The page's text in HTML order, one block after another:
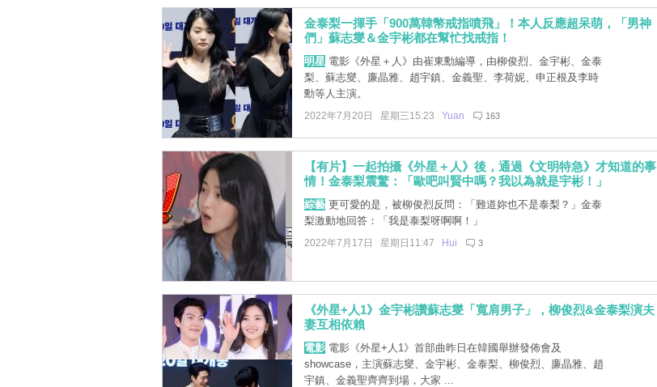
金泰梨一揮手「900萬韓幣戒指噴飛」！本人反應超呆萌，「男神
們」蘇志燮＆金宇彬都在幫忙找戒指！
明星電影《外星＋人》由崔東勳編導，由柳俊烈、金宇彬、金泰
梨、蘇志燮、廉晶雅、趙宇鎮、金義聖、李荷妮、申正根及李時
勳等人主演。
2022年7月20日 星期三15:23 Yuan 163
【有片】一起拍攝《外星＋人》後，通過《文明特急》才知道的事
情！金泰梨震驚：「歐吧叫賢中嗎？我以為就是宇彬！」
綜藝更可愛的是，被柳俊烈反問：「難道妳也不是泰梨？」金泰
梨激動地回答：「我是泰梨呀啊啊！」
2022年7月17日 星期日11:47 Hui 3
《外星+人1》金宇彬讚蘇志燮「寬肩男子」，柳俊烈&金泰梨演夫
妻互相依賴
電影電影《外星+人1》首部曲昨日在韓國舉辦發佈會及
showcase，主演蘇志燮、金宇彬、金泰梨、柳俊烈、廉晶雅、趙
宇鎮、金義聖齊齊到場，大家 ...